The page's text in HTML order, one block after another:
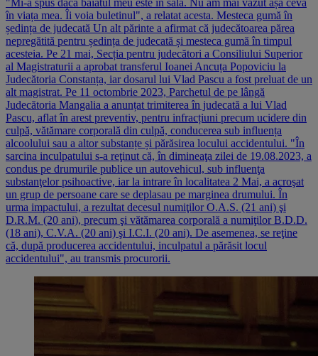
"Mi-a spus dacă băiatul meu este în sală. Nu am mai văzut așa ceva
în viața mea. Îi voia buletinul", a relatat acesta. Mesteca gumă în
ședința de judecată Un alt părinte a afirmat că judecătoarea părea
nepregătită pentru ședința de judecată și mesteca gumă în timpul
acesteia. Pe 21 mai, Secția pentru judecători a Consiliului Superior
al Magistraturii a aprobat transferul Ioanei Ancuța Popoviciu la
Judecătoria Constanța, iar dosarul lui Vlad Pascu a fost preluat de un
alt magistrat. Pe 11 octombrie 2023, Parchetul de pe lângă
Judecătoria Mangalia a anunțat trimiterea în judecată a lui Vlad
Pascu, aflat în arest preventiv, pentru infracțiuni precum ucidere din
culpă, vătămare corporală din culpă, conducerea sub influența
alcoolului sau a altor substanțe și părăsirea locului accidentului. "În
sarcina inculpatului s-a reţinut că, în dimineaţa zilei de 19.08.2023, a
condus pe drumurile publice un autovehicul, sub influenţa
substanţelor psihoactive, iar la intrare în localitatea 2 Mai, a acroşat
un grup de persoane care se deplasau pe marginea drumului. În
urma impactului, a rezultat decesul numiţilor O.A.S. (21 ani) şi
D.R.M. (20 ani), precum şi vătămarea corporală a numiţilor B.D.D.
(18 ani), C.V.A. (20 ani) şi I.C.I. (20 ani). De asemenea, se reţine
că, după producerea accidentului, inculpatul a părăsit locul
accidentului", au transmis procurorii.